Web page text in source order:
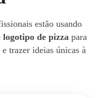
estão usando
logotipo de pizza para
trazer ideias únicas à